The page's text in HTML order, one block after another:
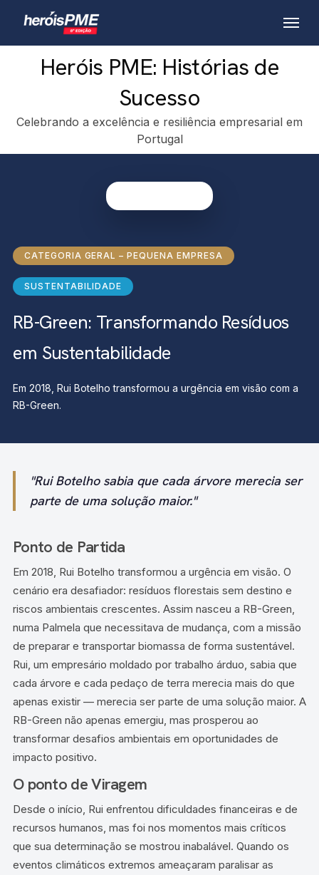
main
Menu
Heróis PME: Histórias de
Sucesso
Celebrando a excelência e resiliência empresarial em
Portugal
CATEGORIA GERAL – PEQUENA EMPRESA
SUSTENTABILIDADE
RB-Green: Transformando Resíduos
em Sustentabilidade
Em 2018, Rui Botelho transformou a urgência em visão com a
RB-Green.
"Rui Botelho sabia que cada árvore merecia ser
parte de uma solução maior."
Ponto de Partida
Em 2018, Rui Botelho transformou a urgência em visão. O
cenário era desafiador: resíduos florestais sem destino e
riscos ambientais crescentes. Assim nasceu a RB-Green,
numa Palmela que necessitava de mudança, com a missão
de preparar e transportar biomassa de forma sustentável.
Rui, um empresário moldado por trabalho árduo, sabia que
cada árvore e cada pedaço de terra merecia mais do que
apenas existir — merecia ser parte de uma solução maior. A
RB-Green não apenas emergiu, mas prosperou ao
transformar desafios ambientais em oportunidades de
impacto positivo.
O ponto de Viragem
Desde o início, Rui enfrentou dificuldades financeiras e de
recursos humanos, mas foi nos momentos mais críticos
que sua determinação se mostrou inabalável. Quando os
eventos climáticos extremos ameaçaram paralisar as